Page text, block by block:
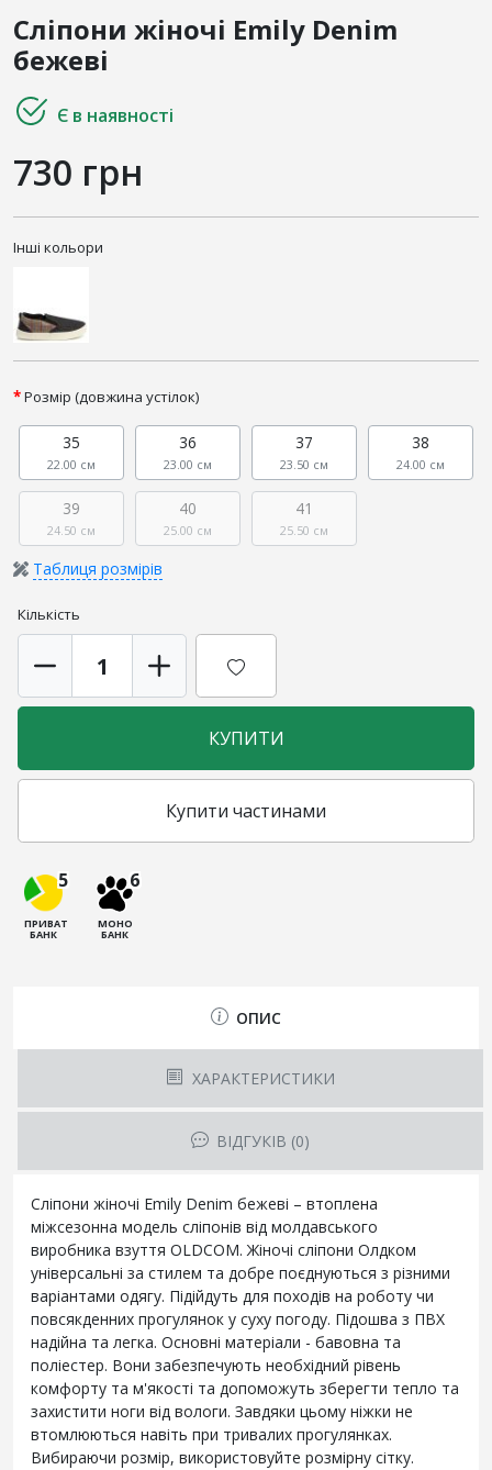
Сліпони жіночі Emily Denim
бежеві
Є в наявності
730 грн
Інші кольори
Розмір (довжина устілок)
35
22.00 см
36
23.00 см
37
23.50 см
38
24.00 см
39
24.50 см
40
25.00 см
41
25.50 см
Таблиця розмірів
Кількість
КУПИТИ
Купити частинами
5
ПРИВАТ
БАНК
6
МОНО
БАНК
ОПИС
ХАРАКТЕРИСТИКИ
ВІДГУКІВ (0)
Сліпони жіночі Emily Denim бежеві – втоплена
міжсезонна модель сліпонів від молдавського
виробника взуття OLDCOM. Жіночі сліпони Олдком
універсальні за стилем та добре поєднуються з різними
варіантами одягу. Підійдуть для походів на роботу чи
повсякденних прогулянок у суху погоду. Підошва з ПВХ
надійна та легка. Основні матеріали - бавовна та
поліестер. Вони забезпечують необхідний рівень
комфорту та м'якості та допоможуть зберегти тепло та
захистити ноги від вологи. Завдяки цьому ніжки не
втомлюються навіть при тривалих прогулянках.
Вибираючи розмір, використовуйте розмірну сітку.